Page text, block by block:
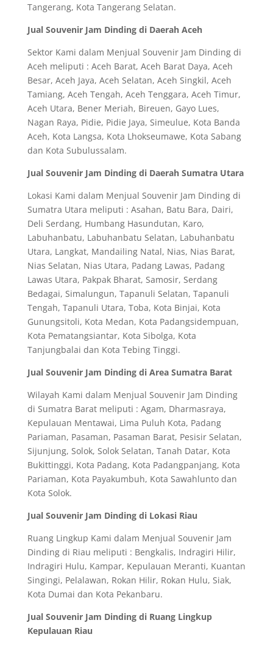
Tangerang, Kota Tangerang Selatan.
Jual Souvenir Jam Dinding di Daerah Aceh
Sektor Kami dalam Menjual Souvenir Jam Dinding di
Aceh meliputi : Aceh Barat, Aceh Barat Daya, Aceh
Besar, Aceh Jaya, Aceh Selatan, Aceh Singkil, Aceh
Tamiang, Aceh Tengah, Aceh Tenggara, Aceh Timur,
Aceh Utara, Bener Meriah, Bireuen, Gayo Lues,
Nagan Raya, Pidie, Pidie Jaya, Simeulue, Kota Banda
Aceh, Kota Langsa, Kota Lhokseumawe, Kota Sabang
dan Kota Subulussalam.
Jual Souvenir Jam Dinding di Daerah Sumatra Utara
Lokasi Kami dalam Menjual Souvenir Jam Dinding di
Sumatra Utara meliputi : Asahan, Batu Bara, Dairi,
Deli Serdang, Humbang Hasundutan, Karo,
Labuhanbatu, Labuhanbatu Selatan, Labuhanbatu
Utara, Langkat, Mandailing Natal, Nias, Nias Barat,
Nias Selatan, Nias Utara, Padang Lawas, Padang
Lawas Utara, Pakpak Bharat, Samosir, Serdang
Bedagai, Simalungun, Tapanuli Selatan, Tapanuli
Tengah, Tapanuli Utara, Toba, Kota Binjai, Kota
Gunungsitoli, Kota Medan, Kota Padangsidempuan,
Kota Pematangsiantar, Kota Sibolga, Kota
Tanjungbalai dan Kota Tebing Tinggi.
Jual Souvenir Jam Dinding di Area Sumatra Barat
Wilayah Kami dalam Menjual Souvenir Jam Dinding
di Sumatra Barat meliputi : Agam, Dharmasraya,
Kepulauan Mentawai, Lima Puluh Kota, Padang
Pariaman, Pasaman, Pasaman Barat, Pesisir Selatan,
Sijunjung, Solok, Solok Selatan, Tanah Datar, Kota
Bukittinggi, Kota Padang, Kota Padangpanjang, Kota
Pariaman, Kota Payakumbuh, Kota Sawahlunto dan
Kota Solok.
Jual Souvenir Jam Dinding di Lokasi Riau
Ruang Lingkup Kami dalam Menjual Souvenir Jam
Dinding di Riau meliputi : Bengkalis, Indragiri Hilir,
Indragiri Hulu, Kampar, Kepulauan Meranti, Kuantan
Singingi, Pelalawan, Rokan Hilir, Rokan Hulu, Siak,
Kota Dumai dan Kota Pekanbaru.
Jual Souvenir Jam Dinding di Ruang Lingkup
Kepulauan Riau